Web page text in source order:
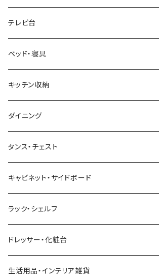
和風/和モダン
ミッドセンチュリー
西海岸風
カフェ風
ヴィンテージ
北欧風・ノルディック
インダストリアル
フレンチカントリー
アジアン
収納付きデスク
折りたたみデスク
サイズ
幅100cm以下
幅101～120cm
デスクワゴン
幅100cm以下
幅101～120cm
ローテーブル・リビングテーブル
サイドテーブル・ナイトテーブル
カウンターテーブル
こたつ・こたつテーブル
こたつテーブル+布団掛敷セット
こたつテーブル+掛け布団
ネストテーブル
折りたたみテーブル
昇降式・リフティングテーブル
サイズ
幅90cm以下
幅91～120cm
1人掛けソファ
2人掛けソファ
3人掛けソファ
4人掛け以上のソファ
ソファベッド
フロアソファ・ローソファ
リクライニングソファ
カウチソファ・コーナーソファ
テレビ台
サイズ
幅90cm以下
幅91～120cm
ロータイプテレビ台・ローボード
ミドルタイプテレビ台
コーナーテレビ台
ハイタイプテレビ台・壁面収納
伸縮テレビ台
テレビスタンド
ベッド・寝具
サイズ
セミシングルショート
シングルベッド
ベッドフレーム
マット付きベッド
収納付きベッド
ロフトベッド
ヘッドボード
マットレス
キッチン収納
食器棚
キッチンカウンター
キッチンワゴン
レンジ台
キッチンラック
キッチン雑貨
ダイニング
ダイニングテーブル
ダイニングテーブルセット
2人用ダイニングテーブルセット
4人用ダイニングテーブルセット
ダイニングチェア・ベンチ
ダイニングソファ
タンス・チェスト
サイドチェスト
ハイチェスト
キャビネット・サイドボード
ラック・シェルフ
オープンラック
突っ張り収納
ドレッサー・化粧台
生活用品・インテリア雑貨